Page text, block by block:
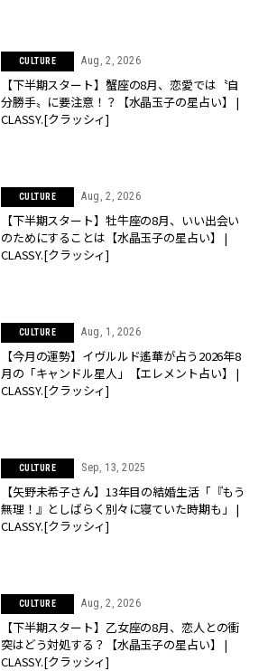
CULTURE Aug, 2, 2026
【下半期スタート】蟹座の8月、恋愛では〝自
分勝手〟に要注意！？【水晶玉子の星占い】 |
CLASSY.[クラッシィ]
CULTURE Aug, 2, 2026
【下半期スタート】牡牛座の8月、いい出会い
のためにすることは【水晶玉子の星占い】 |
CLASSY.[クラッシィ]
CULTURE Aug, 1, 2026
【今月の運勢】イヴルルド遙華が占う2026年8
月の「キャンドル星人」【エレメント占い】 |
CLASSY.[クラッシィ]
CULTURE Sep, 13, 2025
【矢野未希子さん】13年目の結婚生活「『もう
無理！』としばらく別々に寝ていた時期も」 |
CLASSY.[クラッシィ]
CULTURE Aug, 2, 2026
【下半期スタート】乙女座の8月、恋人との衝
突はどう対処する？【水晶玉子の星占い】 |
CLASSY.[クラッシィ]